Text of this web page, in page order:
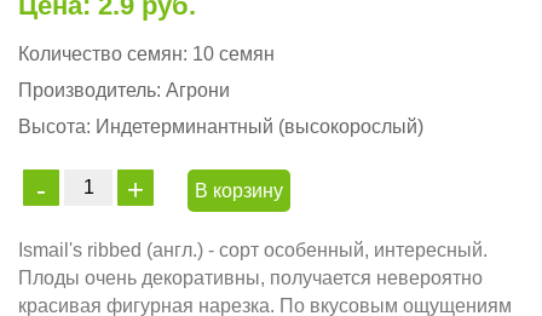
Количество семян: 10 семян
Производитель: Агрони
Высота: Индетерминантный (высокорослый)
В корзину
Ismail's ribbed (англ.) - сорт особенный, интересный.
Плоды очень декоративны, получается невероятно
красивая фигурная нарезка. По вкусовым ощущениям